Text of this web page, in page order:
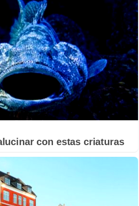
con estas criaturas